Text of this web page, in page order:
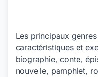
Les principaux
caractéristiques et
biographie, conte,
nouvelle, pamphlet,